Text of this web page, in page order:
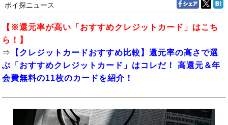
ポイ探ニュース
【※還元率が高い「おすすめクレジットカード」はこち
ら！】
⇒
【クレジットカードおすすめ比較】還元率の高さで選
ぶ「おすすめクレジットカード」はコレだ！ 高還元＆年
会費無料の11枚のカードを紹介！